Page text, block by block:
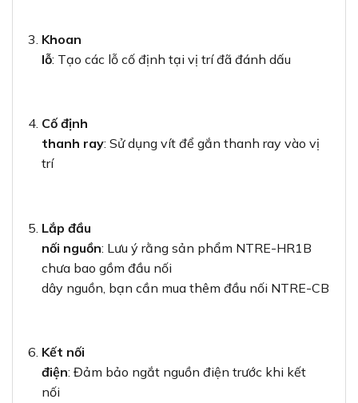
Khoan
lỗ: Tạo các lỗ cố định tại vị trí đã đánh dấu
Cố định
thanh ray: Sử dụng vít để gắn thanh ray vào vị
trí
Lắp đầu
nối nguồn: Lưu ý rằng sản phẩm NTRE-HR1B
chưa bao gồm đầu nối
dây nguồn, bạn cần mua thêm đầu nối NTRE-CB
Kết nối
điện: Đảm bảo ngắt nguồn điện trước khi kết
nối